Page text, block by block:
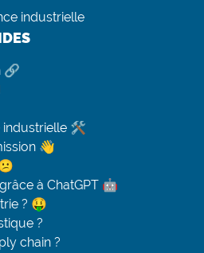
industrielle
🔗
industrielle 🛠
👋
à ChatGPT 🤖
? 🤑
?
chain ?